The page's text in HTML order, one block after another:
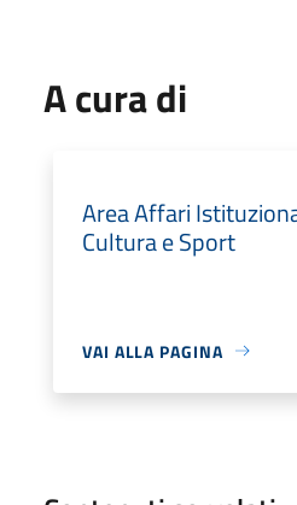
A cura di
Area Affari
Cultura e Sport
VAI ALLA PAGINA